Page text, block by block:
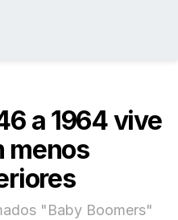
a 1964 vive
menos
"Baby Boomers"